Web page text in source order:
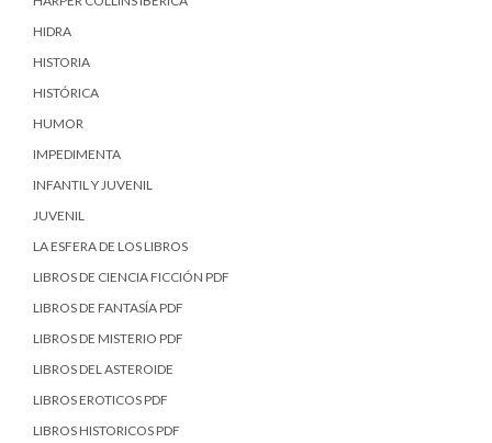
HIDRA
HISTORIA
HISTÓRICA
HUMOR
IMPEDIMENTA
INFANTIL Y JUVENIL
JUVENIL
LA ESFERA DE LOS LIBROS
LIBROS DE CIENCIA FICCIÓN PDF
LIBROS DE FANTASÍA PDF
LIBROS DE MISTERIO PDF
LIBROS DEL ASTEROIDE
LIBROS EROTICOS PDF
LIBROS HISTORICOS PDF